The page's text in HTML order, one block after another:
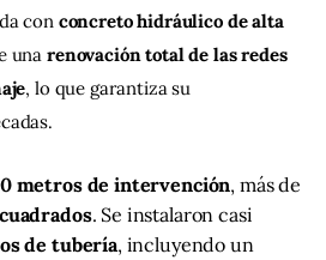
con concreto hidráulico de alta
una renovación total de las redes
, lo que garantiza su
metros de intervención, más de
. Se instalaron casi
de tubería, incluyendo un